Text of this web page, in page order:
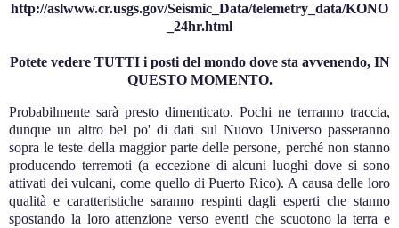
http://aslwww.cr.usgs.gov/Seismic_Data/telemetry_data/KONO
_24hr.html
Potete vedere TUTTI i posti del mondo dove sta avvenendo, IN
QUESTO MOMENTO.
Probabilmente sarà presto dimenticato. Pochi ne terranno traccia,
dunque un altro bel po' di dati sul Nuovo Universo passeranno
sopra le teste della maggior parte delle persone, perché non stanno
producendo terremoti (a eccezione di alcuni luoghi dove si sono
attivati dei vulcani, come quello di Puerto Rico). A causa delle loro
qualità e caratteristiche saranno respinti dagli esperti che stanno
spostando la loro attenzione verso eventi che scuotono la terra e